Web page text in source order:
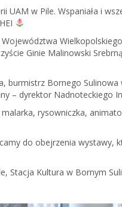
UAM w Pile. Wspaniała i
Ginie Malinowski
burmistrz Bornego
– dyrektor Nadnoteckiego
rysowniczka,
do obejrzenia
Stacja Kultura w Bornym